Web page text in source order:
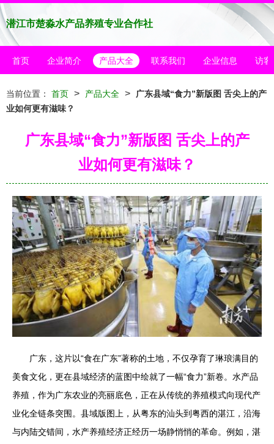
潜江市楚淼水产品养殖专业合作社
首页 企业简介 产品大全 联系我们 企业信息 访客
当前位置： 首页 > 产品大全 >
广东县域“食力”新版图 舌尖上的产
业如何更有滋味？
广东县域“食力”新版图 舌尖上的产
业如何更有滋味？
广东，这片以“食在广东”著称的土地，不仅孕育了琳琅满目的
美食文化，更在县域经济的蓝图中绘就了一幅“食力”新卷。水产品
养殖，作为广东农业的亮丽底色，正在从传统的养殖模式向现代产
业化全链条突围。县域版图上，从粤东的汕头到粤西的湛江，沿海
与内陆交错间，水产养殖经济正经历一场静悄悄的革命。例如，湛